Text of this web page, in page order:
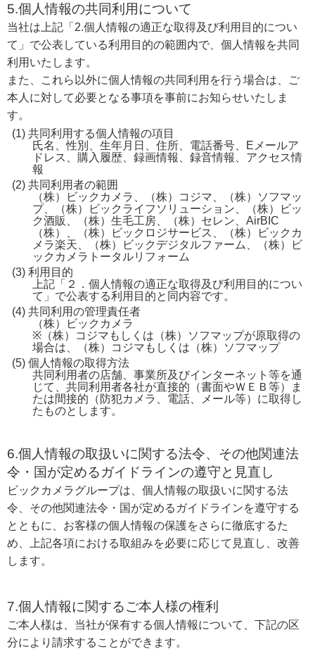
5.個人情報の共同利用について
当社は上記「2.個人情報の適正な取得及び利用目的につい
て」で公表している利用目的の範囲内で、個人情報を共同
利用いたします。
また、これら以外に個人情報の共同利用を行う場合は、ご
本人に対して必要となる事項を事前にお知らせいたしま
す。
共同利用する個人情報の項目
氏名、性別、生年月日、住所、電話番号、Eメールア
ドレス、購入履歴、録画情報、録音情報、アクセス情
報
共同利用者の範囲
（株）ビックカメラ、（株）コジマ、（株）ソフマッ
プ、（株）ビックライフソリューション、（株）ビッ
ク酒販、（株）生毛工房、（株）セレン、AirBIC
（株）、（株）ビックロジサービス、（株）ビックカ
メラ楽天、（株）ビックデジタルファーム、（株）ビ
ックカメラトータルリフォーム
利用目的
上記「２．個人情報の適正な取得及び利用目的につい
て」で公表する利用目的と同内容です。
共同利用の管理責任者
（株）ビックカメラ
※（株）コジマもしくは（株）ソフマップが原取得の
場合は、（株）コジマもしくは（株）ソフマップ
個人情報の取得方法
共同利用者の店舗、事業所及びインターネット等を通
じて、共同利用者各社が直接的（書面やＷＥＢ等）ま
たは間接的（防犯カメラ、電話、メール等）に取得し
たものとします。
6.個人情報の取扱いに関する法令、その他関連法
令・国が定めるガイドラインの遵守と見直し
ビックカメラグループは、個人情報の取扱いに関する法
令、その他関連法令・国が定めるガイドラインを遵守する
とともに、お客様の個人情報の保護をさらに徹底するた
め、上記各項における取組みを必要に応じて見直し、改善
します。
7.個人情報に関するご本人様の権利
ご本人様は、当社が保有する個人情報について、下記の区
分により請求することができます。